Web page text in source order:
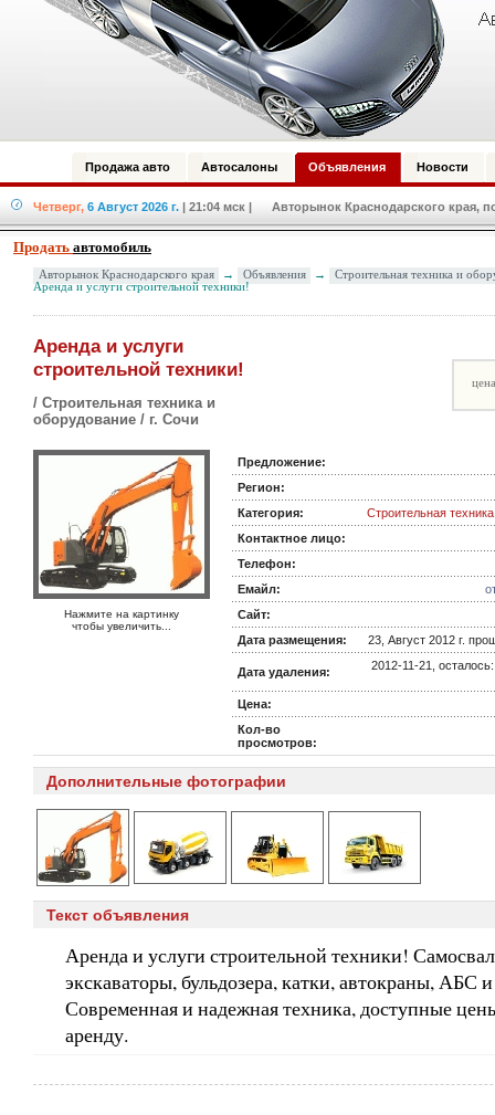
Продажа авто Автосалоны Объявления Новости
Четверг, 6 Август 2026 г. | 21:04 мск | Авторынок Краснодарского края,
Продать автомобиль
Авторынок Краснодарского края → Объявления →
Строительная техника и
Аренда и услуги строительной техники!
Аренда и услуги
строительной техники!
/ Строительная техника и
оборудование / г. Сочи
Нажмите на картинку
чтобы увеличить...
Предложение:
Регион:
Категория:
Строительная
Контактное лицо:
Телефон:
Емайл:
Сайт:
Дата размещения:
23, Август 2012 г.
Дата удаления: 2012-11-21,
Цена:
Кол-во
просмотров:
Дополнительные фотографии
Текст объявления
Аренда и услуги строительной техники!
экскаваторы, бульдозера, катки, автокраны, АБС
Современная и надежная техника, доступные
аренду.